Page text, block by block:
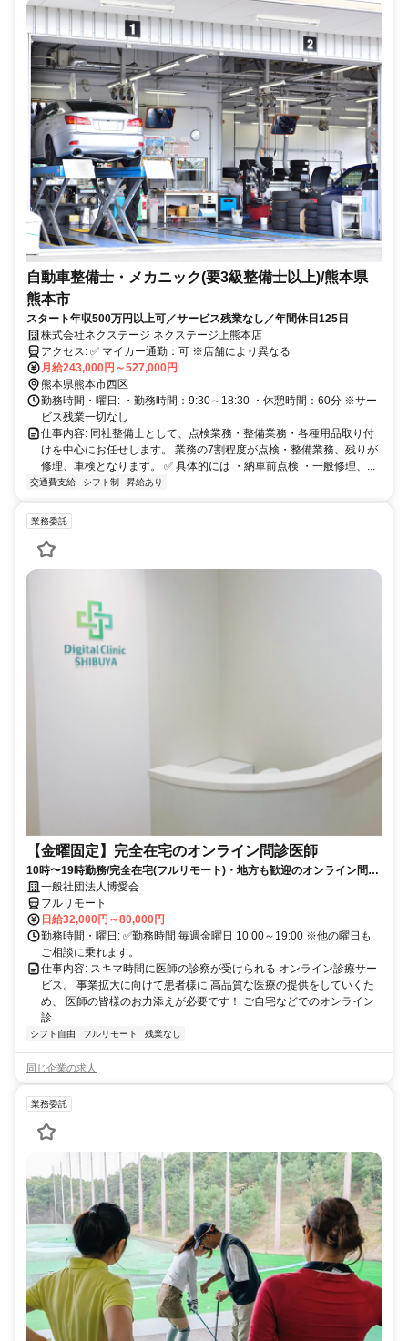
自動車整備士・メカニック(要3級整備士以上)/熊本県
熊本市
スタート年収500万円以上可／サービス残業なし／年間休日125日
株式会社ネクステージ ネクステージ上熊本店
アクセス: ✅ マイカー通勤：可 ※店舗により異なる
月給243,000円～527,000円
熊本県熊本市西区
勤務時間・曜日: ・勤務時間：9:30～18:30 ・休憩時間：60分 ※サー
ビス残業一切なし
仕事内容: 同社整備士として、点検業務・整備業務・各種用品取り付
けを中心にお任せします。 業務の7割程度が点検・整備業務、残りが
修理、車検となります。 ✅ 具体的には ・納車前点検 ・一般修理、...
交通費支給 シフト制 昇給あり
業務委託
【金曜固定】完全在宅のオンライン問診医師
10時〜19時勤務/完全在宅(フルリモート)・地方も歓迎のオンライン問診
業務一般社団法人博愛会
フルリモート
日給32,000円～80,000円
勤務時間・曜日: ✅勤務時間 毎週金曜日 10:00～19:00 ※他の曜日も
ご相談に乗れます。
仕事内容: スキマ時間に医師の診察が受けられる オンライン診療サー
ビス。 事業拡大に向けて患者様に 高品質な医療の提供をしていくた
め、 医師の皆様のお力添えが必要です！ ご自宅などでのオンライン
診...
シフト自由 フルリモート 残業なし
同じ企業の求人
業務委託